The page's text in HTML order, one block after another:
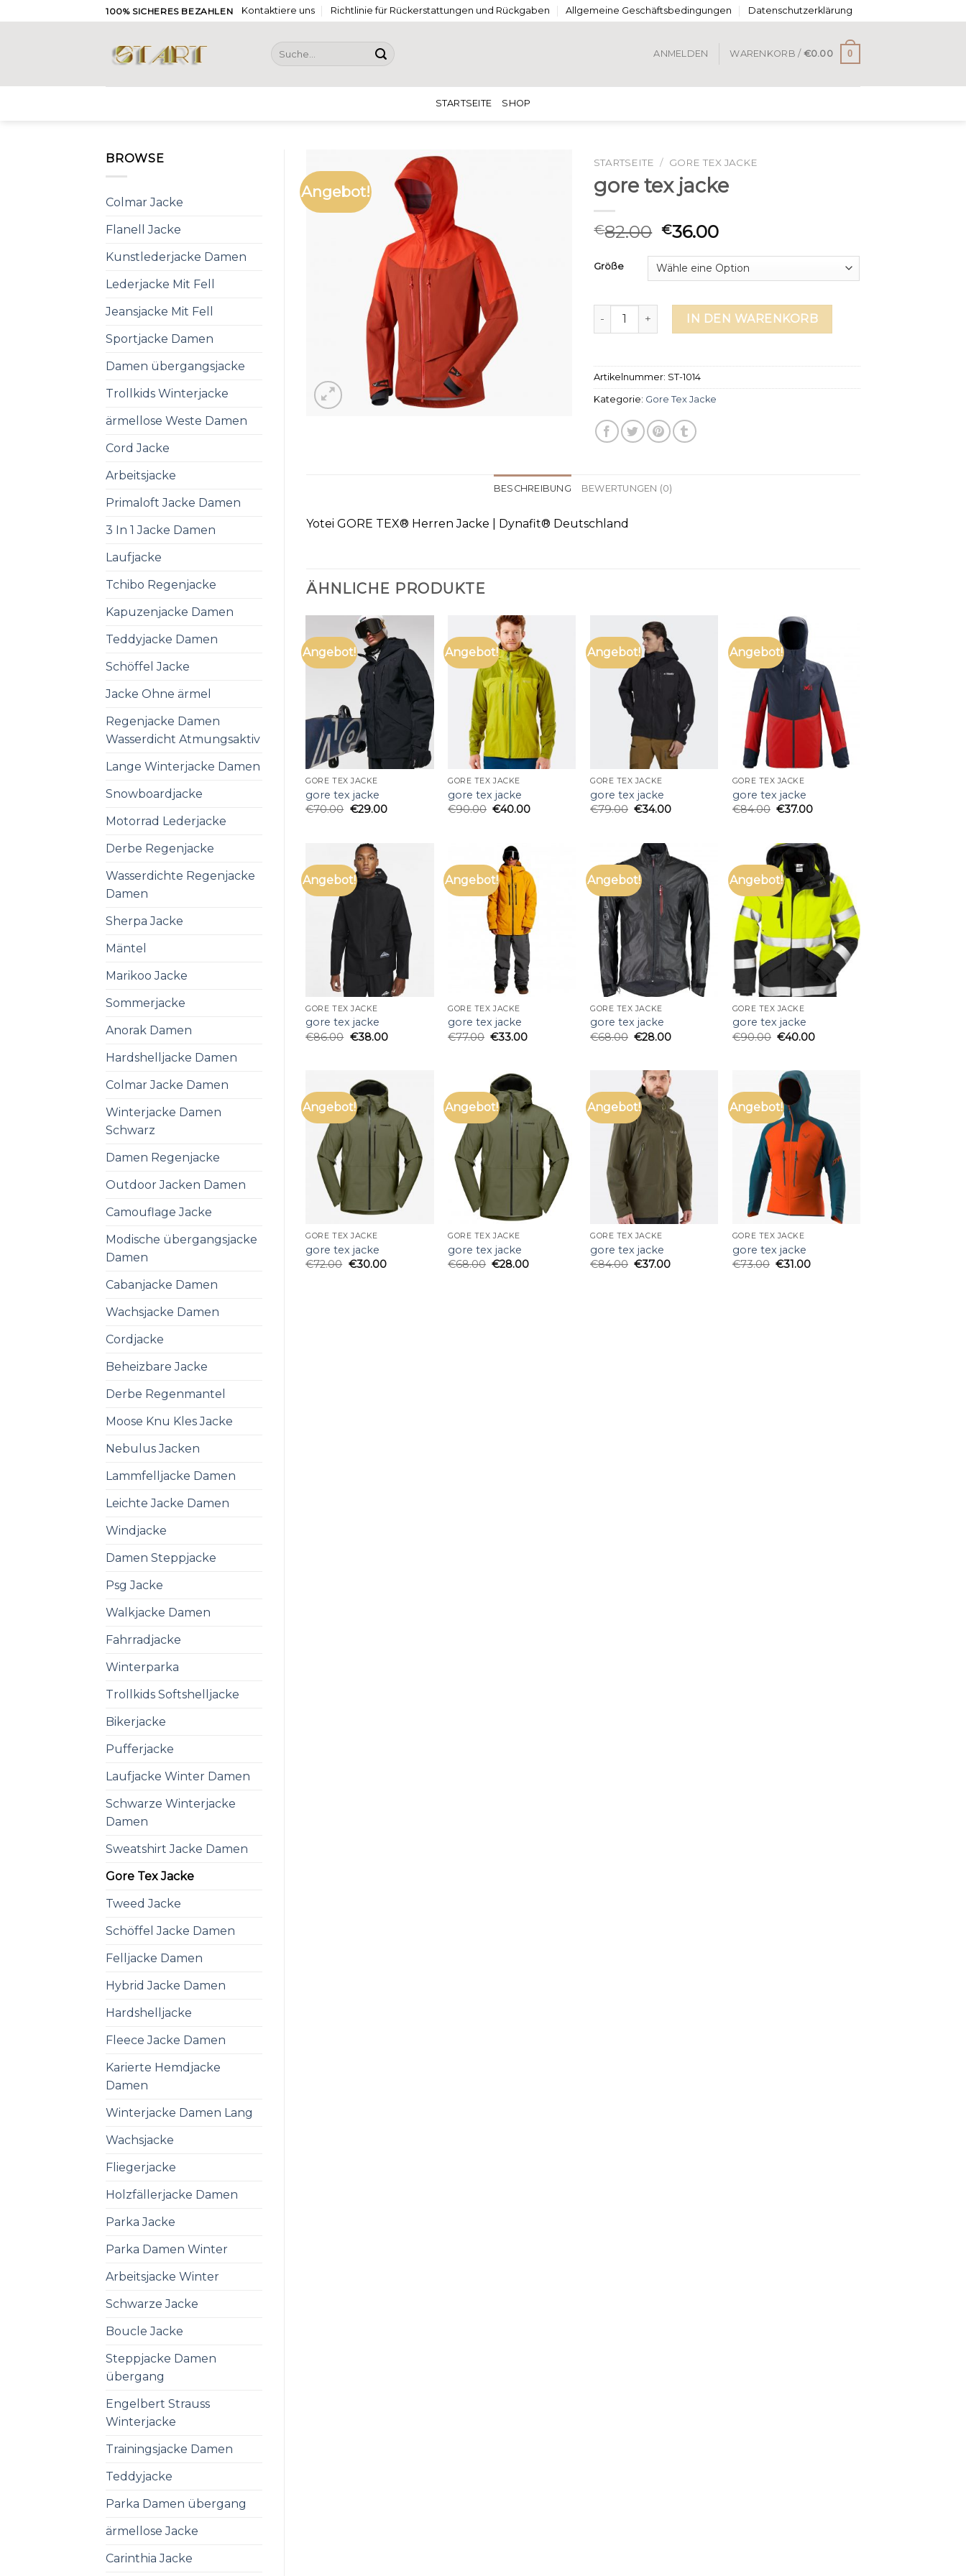
to
100% SICHERES BEZAHLEN Kontaktiere uns Richtlinie für Rückerstattungen und Rückgaben Allgemeine Geschäftsbedingungen Datenschutzerklärung
Suche
nach:
ANMELDEN WARENKORB / €0.00 0
STARTSEITE SHOP
BROWSE
Colmar Jacke
Flanell Jacke
Kunstlederjacke Damen
Lederjacke Mit Fell
Jeansjacke Mit Fell
Sportjacke Damen
Damen übergangsjacke
Trollkids Winterjacke
ärmellose Weste Damen
Cord Jacke
Arbeitsjacke
Primaloft Jacke Damen
3 In 1 Jacke Damen
Laufjacke
Tchibo Regenjacke
Kapuzenjacke Damen
Teddyjacke Damen
Schöffel Jacke
Jacke Ohne ärmel
Regenjacke Damen
Wasserdicht Atmungsaktiv
Lange Winterjacke Damen
Snowboardjacke
Motorrad Lederjacke
Derbe Regenjacke
Wasserdichte Regenjacke
Damen
Sherpa Jacke
Mäntel
Marikoo Jacke
Sommerjacke
Anorak Damen
Hardshelljacke Damen
Colmar Jacke Damen
Winterjacke Damen
Schwarz
Damen Regenjacke
Outdoor Jacken Damen
Camouflage Jacke
Modische übergangsjacke
Damen
Cabanjacke Damen
Wachsjacke Damen
Cordjacke
Beheizbare Jacke
Derbe Regenmantel
Moose Knu Kles Jacke
Nebulus Jacken
Lammfelljacke Damen
Leichte Jacke Damen
Windjacke
Damen Steppjacke
Psg Jacke
Walkjacke Damen
Fahrradjacke
Winterparka
Trollkids Softshelljacke
Bikerjacke
Pufferjacke
Laufjacke Winter Damen
Schwarze Winterjacke
Damen
Sweatshirt Jacke Damen
Gore Tex Jacke
Tweed Jacke
Schöffel Jacke Damen
Felljacke Damen
Hybrid Jacke Damen
Hardshelljacke
Fleece Jacke Damen
Karierte Hemdjacke
Damen
Winterjacke Damen Lang
Wachsjacke
Fliegerjacke
Holzfällerjacke Damen
Parka Jacke
Parka Damen Winter
Arbeitsjacke Winter
Schwarze Jacke
Boucle Jacke
Steppjacke Damen
übergang
Engelbert Strauss
Winterjacke
Trainingsjacke Damen
Teddyjacke
Parka Damen übergang
ärmellose Jacke
Carinthia Jacke
Angebot!
STARTSEITE / GORE TEX JACKE
gore tex jacke
€82.00 €36.00
Größe
gore tex jacke MengeIN DEN WARENKORB
Artikelnummer: ST-1014
Kategorie: Gore Tex Jacke
BESCHREIBUNG BEWERTUNGEN (0)
Yotei GORE TEX® Herren Jacke | Dynafit® Deutschland
ÄHNLICHE PRODUKTE
Angebot!
GORE TEX JACKE
gore tex jacke
€70.00 €29.00
Angebot!
GORE TEX JACKE
gore tex jacke
€90.00 €40.00
Angebot!
GORE TEX JACKE
gore tex jacke
€79.00 €34.00
Angebot!
GORE TEX JACKE
gore tex jacke
€84.00 €37.00
Angebot!
GORE TEX JACKE
gore tex jacke
€86.00 €38.00
Angebot!
GORE TEX JACKE
gore tex jacke
€77.00 €33.00
Angebot!
GORE TEX JACKE
gore tex jacke
€68.00 €28.00
Angebot!
GORE TEX JACKE
gore tex jacke
€90.00 €40.00
Angebot!
GORE TEX JACKE
gore tex jacke
€72.00 €30.00
Angebot!
GORE TEX JACKE
gore tex jacke
€68.00 €28.00
Angebot!
GORE TEX JACKE
gore tex jacke
€84.00 €37.00
Angebot!
GORE TEX JACKE
gore tex jacke
€73.00 €31.00